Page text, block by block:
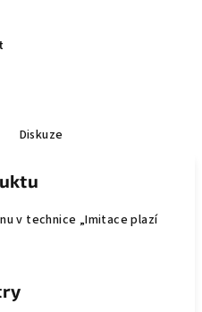
Diskuze
v technice „Imitace plazí